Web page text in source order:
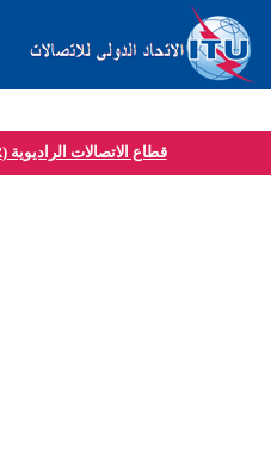
قطاع الاتصالات الراديوية (ITU-R)